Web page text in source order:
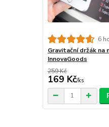
6
Gravitační držák
InnovaGoods
259 Kč
169 Kč/ks